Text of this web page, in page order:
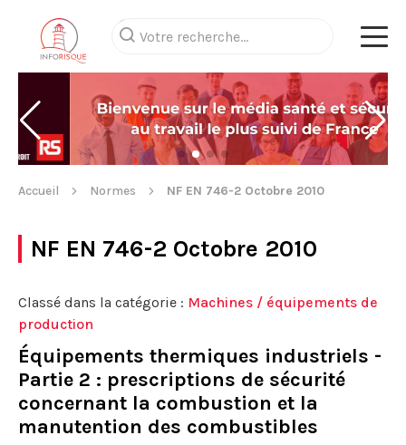
Accueil Normes NF EN 746-2 Octobre 2010
NF EN 746-2 Octobre 2010
Classé dans la catégorie : Machines / équipements de
production
Équipements thermiques industriels -
Partie 2 : prescriptions de sécurité
concernant la combustion et la
manutention des combustibles